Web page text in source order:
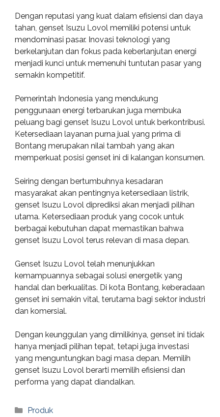
Dengan reputasi yang kuat dalam efisiensi dan daya
tahan, genset Isuzu Lovol memiliki potensi untuk
mendominasi pasar. Inovasi teknologi yang
berkelanjutan dan fokus pada keberlanjutan energi
menjadi kunci untuk memenuhi tuntutan pasar yang
semakin kompetitif.
Pemerintah Indonesia yang mendukung
penggunaan energi terbarukan juga membuka
peluang bagi genset Isuzu Lovol untuk berkontribusi.
Ketersediaan layanan purna jual yang prima di
Bontang merupakan nilai tambah yang akan
memperkuat posisi genset ini di kalangan konsumen.
Seiring dengan bertumbuhnya kesadaran
masyarakat akan pentingnya ketersediaan listrik,
genset Isuzu Lovol diprediksi akan menjadi pilihan
utama. Ketersediaan produk yang cocok untuk
berbagai kebutuhan dapat memastikan bahwa
genset Isuzu Lovol terus relevan di masa depan.
Genset Isuzu Lovol telah menunjukkan
kemampuannya sebagai solusi energetik yang
handal dan berkualitas. Di kota Bontang, keberadaan
genset ini semakin vital, terutama bagi sektor industri
dan komersial.
Dengan keunggulan yang dimilikinya, genset ini tidak
hanya menjadi pilihan tepat, tetapi juga investasi
yang menguntungkan bagi masa depan. Memilih
genset Isuzu Lovol berarti memilih efisiensi dan
performa yang dapat diandalkan.
Categories
Produk